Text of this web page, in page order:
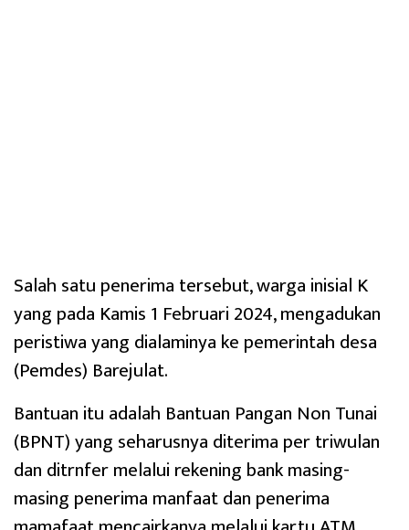
Salah satu penerima tersebut, warga inisial K
yang pada Kamis 1 Februari 2024, mengadukan
peristiwa yang dialaminya ke pemerintah desa
(Pemdes) Barejulat.
Bantuan itu adalah Bantuan Pangan Non Tunai
(BPNT) yang seharusnya diterima per triwulan
dan ditrnfer melalui rekening bank masing-
masing penerima manfaat dan penerima